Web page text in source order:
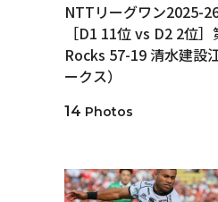
NTTリーグワン2025-
［D1 11位 vs D2 2位
Rocks 57-19 清水建設
ークス）
14 Photos